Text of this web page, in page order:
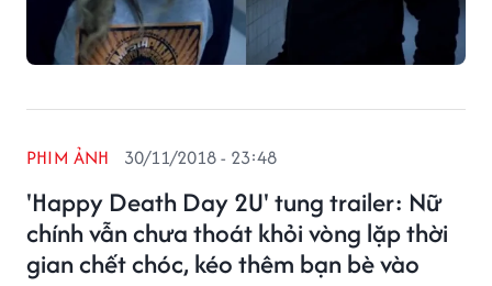
'Happy Death Day 2U' tung trailer: Nữ
chính vẫn chưa thoát khỏi vòng lặp thời
gian chết chóc, kéo thêm bạn bè vào
PHIM ẢNH 30/11/2018 - 23:48